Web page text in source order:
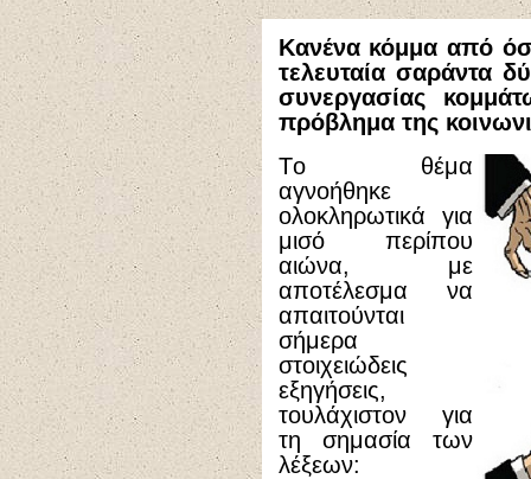
Κ​​ανένα κόμμα από
τελευταία σαράντα
συνεργασίας
πρόβλημα της
Tο θέμα
αγνοήθηκε
ολοκληρωτικά για
μισό περίπου
αιώνα, με
αποτέλεσμα να
απαιτούνται
σήμερα
στοιχειώδεις
εξηγήσεις,
τουλάχιστον για
τη σημασία των
λέξεων: